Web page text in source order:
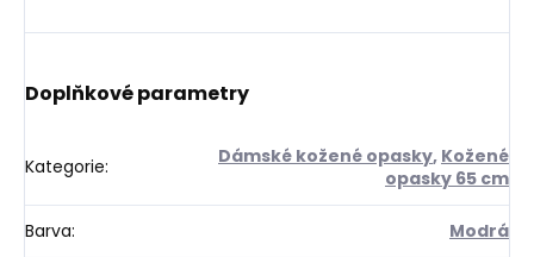
Doplňkové parametry
Kategorie: Dámské kožené opasky, Kožené
opasky 65 cm
Barva: Modrá